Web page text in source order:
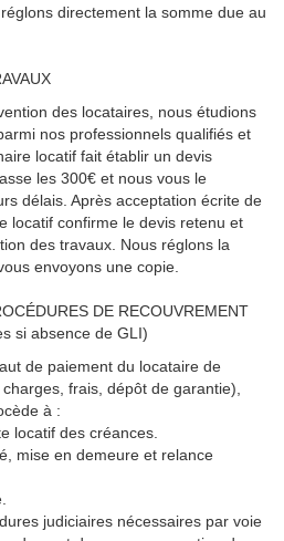
directement la somme due au
des locataires, nous étudions
nos professionnels qualifiés et
locatif fait établir un devis
les 300€ et nous vous le
délais. Après acceptation écrite de
locatif confirme le devis retenu et
des travaux. Nous réglons la
envoyons une copie.
DE RECOUVREMENT
si absence de GLI)
de paiement du locataire de
frais, dépôt de garantie),
à :
locatif des créances.
mise en demeure et relance
judiciaires nécessaires par voie